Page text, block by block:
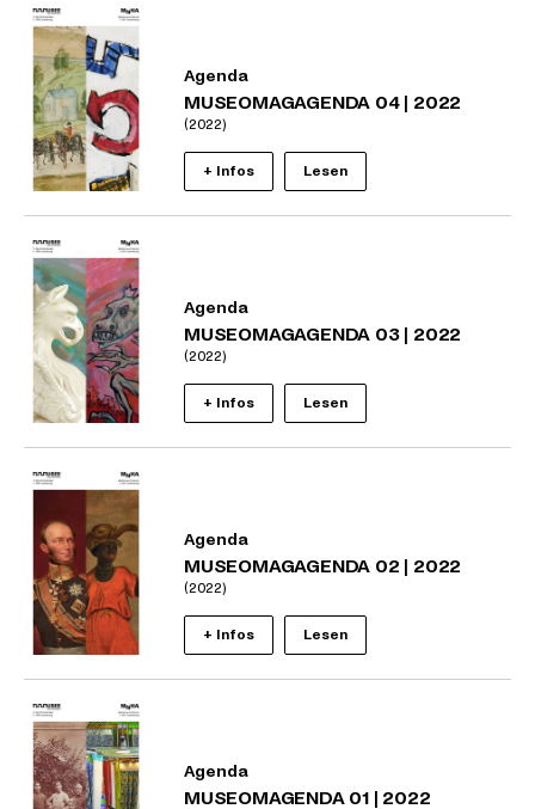
Agenda
MUSEOMAGAGENDA 04 | 2022
(2022)
+ Infos Lesen
Agenda
MUSEOMAGAGENDA 03 | 2022
(2022)
+ Infos Lesen
Agenda
MUSEOMAGAGENDA 02 | 2022
(2022)
+ Infos Lesen
Agenda
MUSEOMAGENDA 01 | 2022